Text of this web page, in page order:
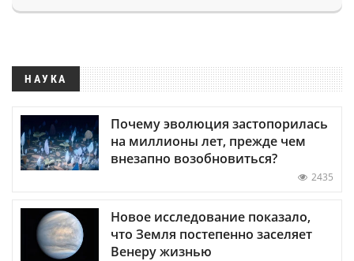
НАУКА
Почему эволюция застопорилась
на миллионы лет, прежде чем
внезапно возобновиться?
2435
Новое исследование показало,
что Земля постепенно заселяет
Венеру жизнью